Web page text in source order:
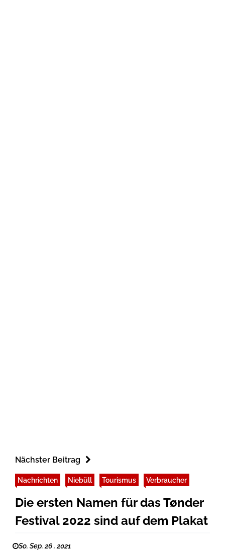
Nächster Beitrag
Nachrichten Niebüll Tourismus Verbraucher
Die ersten Namen für das Tønder
Festival 2022 sind auf dem Plakat
So. Sep. 26 , 2021